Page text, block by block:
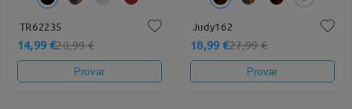
TR62235
14,99 €20,99 €
Provar
Judy162
18,99 €27,99 €
Provar